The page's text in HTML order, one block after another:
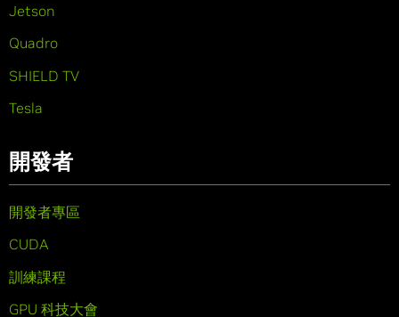
Jetson
Quadro
SHIELD TV
Tesla
開發者
開發者專區
CUDA
訓練課程
GPU 科技大會